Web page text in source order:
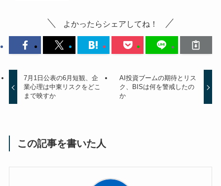
よかったらシェアしてね！
7月1日公表の6月短観、企
業心理は中東リスクをどこ
まで映すか
AI投資ブームの期待とリス
ク、BISは何を警戒したの
か
この記事を書いた人